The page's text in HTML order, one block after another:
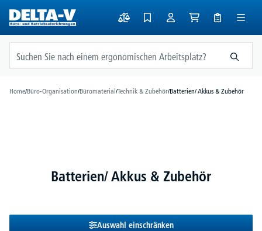
springen
Home/Büro-Organisation/Büromaterial/Technik & Zubehör/Batterien/ Akkus & Zubehör
Batterien/ Akkus & Zubehör
Auswahl einschränken